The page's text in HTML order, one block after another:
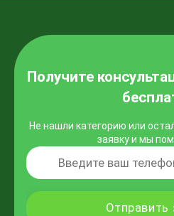
Получите
Не нашли категорию или
заявку и мы
Отправить